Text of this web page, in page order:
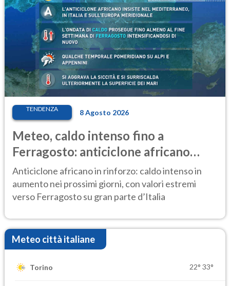
TENDENZA 8 Agosto 2026
Meteo, caldo intenso fino a
Ferragosto: anticiclone africano
ancora protagonista
Anticiclone africano in rinforzo: caldo intenso in
aumento nei prossimi giorni, con valori estremi
verso Ferragosto su gran parte d’Italia
Meteo città italiane
Torino 22° 33°